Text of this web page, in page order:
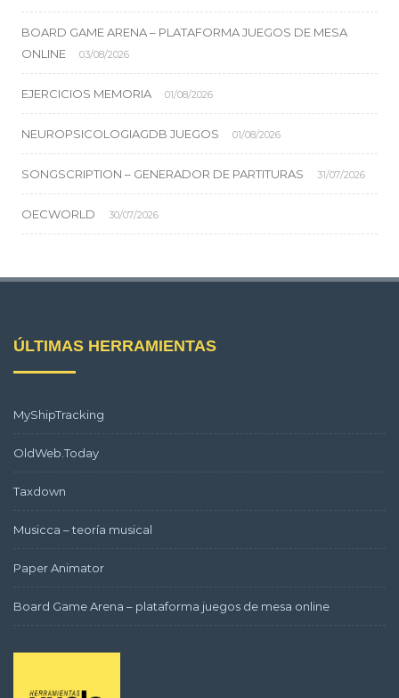
BOARD GAME ARENA – PLATAFORMA JUEGOS DE MESA
ONLINE
03/08/2026
EJERCICIOS MEMORIA 01/08/2026
NEUROPSICOLOGIAGDB JUEGOS 01/08/2026
SONGSCRIPTION – GENERADOR DE PARTITURAS 31/07/2026
OECWORLD 30/07/2026
ÚLTIMAS HERRAMIENTAS
MyShipTracking
OldWeb.Today
Taxdown
Musicca – teoría musical
Paper Animator
Board Game Arena – plataforma juegos de mesa online